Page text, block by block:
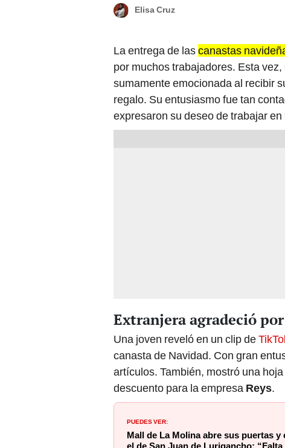
Elisa Cruz
La entrega de lascanastas
por muchos trabajadores. Esta
sumamente emocionada al recibir
regalo. Su entusiasmo fue tan
expresaron su deseo de trabajar
Extranjera agradeció
Una joven reveló en un clip de
canasta de Navidad. Con gran
artículos. También, mostró una
descuento para la empresa Reys.
PUEDES VER:
Mall de La Molina abre sus puertas